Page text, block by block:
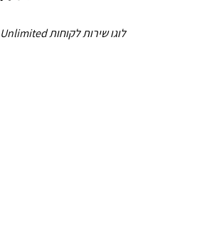
לוגו שירות לקוחות Unlimited - אנלימיטד